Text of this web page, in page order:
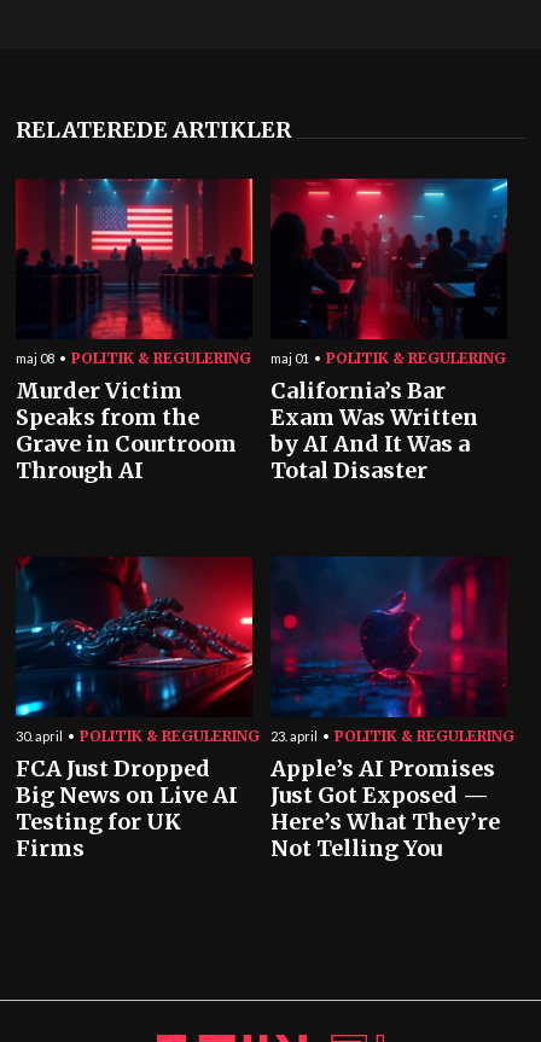
RELATEREDE ARTIKLER
maj 08 POLITIK & REGULERING
Murder Victim
Speaks from the
Grave in Courtroom
Through AI
maj 01 POLITIK & REGULERING
California’s Bar
Exam Was Written
by AI And It Was a
Total Disaster
30. april POLITIK & REGULERING
FCA Just Dropped
Big News on Live AI
Testing for UK
Firms
23. april POLITIK & REGULERING
Apple’s AI Promises
Just Got Exposed —
Here’s What They’re
Not Telling You